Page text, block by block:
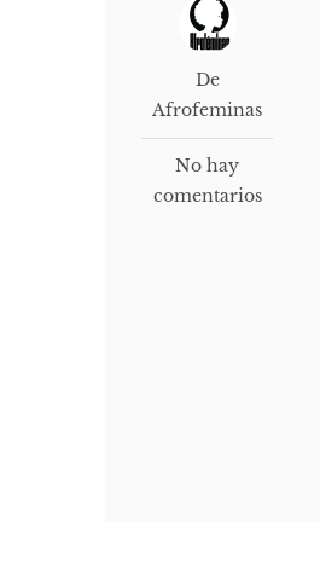
De
Afrofeminas
No hay
comentarios